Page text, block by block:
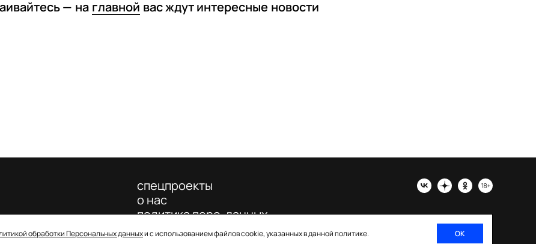
— на главной вас ждут интересные новости
обработки Персональных данныхи с использованием файлов cookie, указанных в данной политике. ОК
спецпроекты
о нас
политика перс. данных